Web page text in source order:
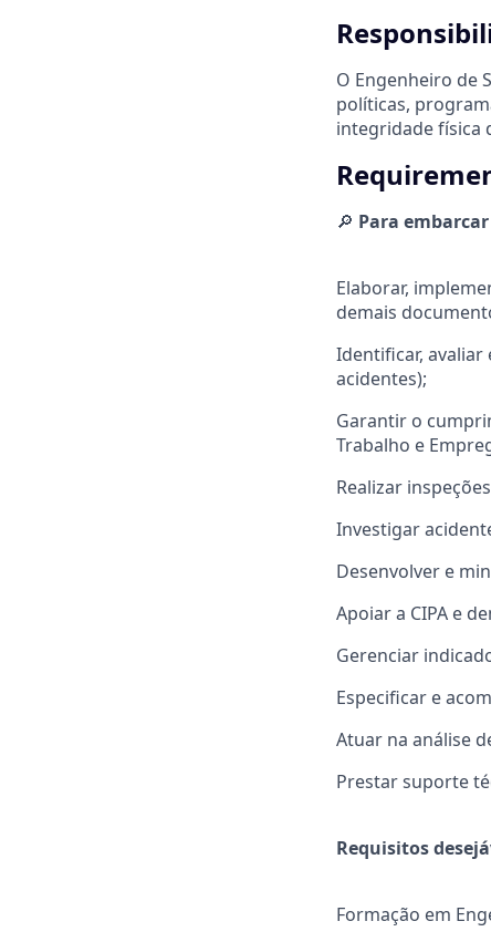
O Engenheiro de
políticas,
integridade física
🔎 Para
Elaborar,
demais
Identificar,
acidentes);
Garantir o
Trabalho e
Realizar
Investigar
Desenvolver e
Apoiar a CIPA e
Gerenciar
Especificar e
Atuar na análise
Prestar suporte
Requisitos
Formação em